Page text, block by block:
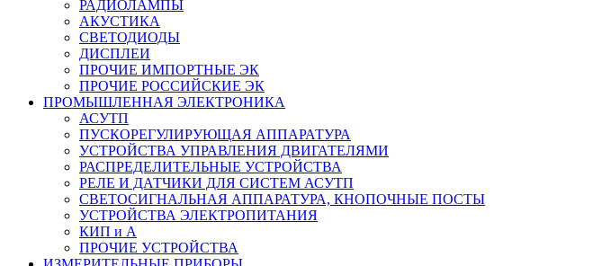
РАДИОЛАМПЫ
АКУСТИКА
СВЕТОДИОДЫ
ДИСПЛЕИ
ПРОЧИЕ ИМПОРТНЫЕ ЭК
ПРОЧИЕ РОССИЙСКИЕ ЭК
ПРОМЫШЛЕННАЯ ЭЛЕКТРОНИКА
АСУТП
ПУСКОРЕГУЛИРУЮЩАЯ АППАРАТУРА
УСТРОЙСТВА УПРАВЛЕНИЯ ДВИГАТЕЛЯМИ
РАСПРЕДЕЛИТЕЛЬНЫЕ УСТРОЙСТВА
РЕЛЕ И ДАТЧИКИ ДЛЯ СИСТЕМ АСУТП
СВЕТОСИГНАЛЬНАЯ АППАРАТУРА, КНОПОЧНЫЕ ПОСТЫ
УСТРОЙСТВА ЭЛЕКТРОПИТАНИЯ
КИП и А
ПРОЧИЕ УСТРОЙСТВА